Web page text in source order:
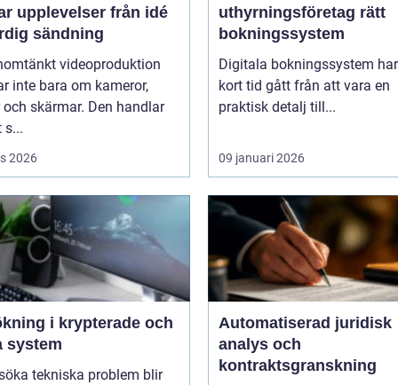
från idé
sändning
videoproduktion
inte bara om kameror,
skärmar. Den handlar
s...
2026
uthyrningsföretag rätt
bokningssystem
Digitala bokningssystem
kort tid gått från att vara en
praktisk detalj till...
09 januari 2026
i krypterade och
system
tekniska problem blir
Automatiserad juridisk
analys och
kontraktsgranskning